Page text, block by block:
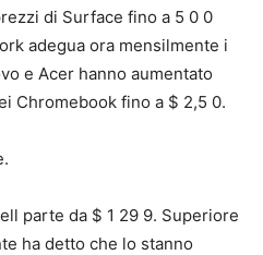
di Surface fino a 5 0 0
adegua ora mensilmente i
e Acer hanno aumentato
Chromebook fino a $ 2,5 0.
parte da $ 1 29 9. Superiore
ha detto che lo stanno